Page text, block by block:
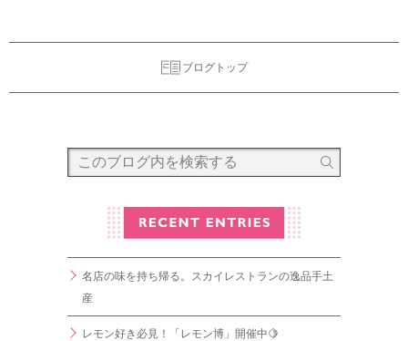
ブログトップ
名店の味を持ち帰る。スカイレストランの逸品手土
産
レモン好き必見！「レモン博」開催中🍋